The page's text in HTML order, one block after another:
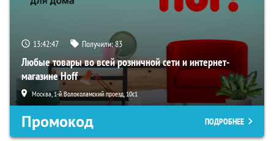
13:42:46 Получили:83
Любые товары во всей розничной сети и интернет-
магазине Hoff
Москва, 1-й Волоколамский проезд, 10с1
Промокод ПОДРОБНЕЕ